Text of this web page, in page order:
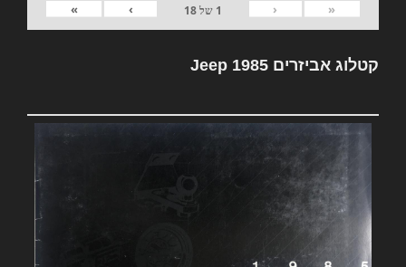
«
‹
1 של18
›
»
קטלוג אביזרים Jeep 1985